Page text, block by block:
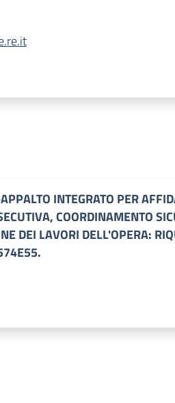
INTEGRATO PER
COORDINAMENTO
DEI LAVORI DELL'OPERA: